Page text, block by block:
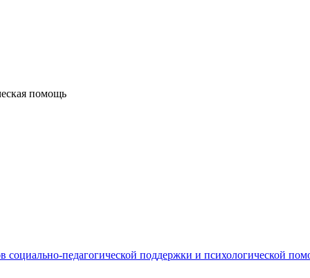
помощь
педагогической поддержки и психологической